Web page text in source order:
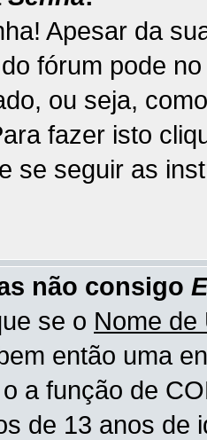
Apesar da
fórum pode
ou seja,
fazer isto
se seguir as
não consigo
se o Nome de
então uma
a função de
de 13 anos de